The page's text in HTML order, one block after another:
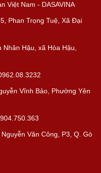
Việt Nam - DASAVINA
Phan Trọng Tuệ, Xã Đại
Nhân Hậu, xã Hòa Hậu,
Vĩnh Bảo, Phường Yên
Nguyễn Văn Công, P3, Q. Gò